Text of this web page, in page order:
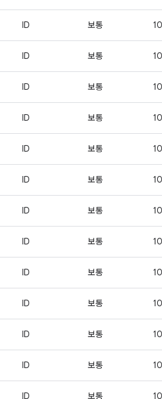
ID 보통 10
ID 보통 10
ID 보통 10
ID 보통 10
ID 보통 10
ID 보통 10
ID 보통 10
ID 보통 10
ID 보통 10
ID 보통 10
ID 보통 10
ID 보통 10
ID 보통 10